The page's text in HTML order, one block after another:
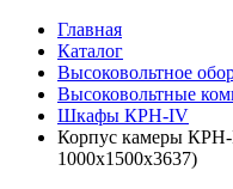
Главная
Каталог
Высоковольтное
Высоковольтные
Шкафы КРН-IV
Корпус камеры
1000х1500х3637)